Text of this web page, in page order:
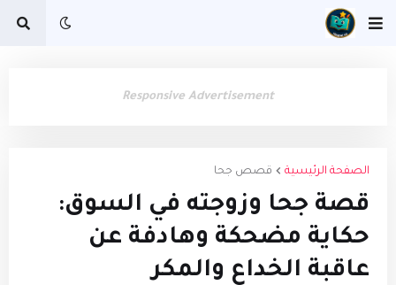
Responsive Advertisement
الصفحة الرئيسية قصص جحا
قصة جحا وزوجته في السوق:
حكاية مضحكة وهادفة عن
عاقبة الخداع والمكر